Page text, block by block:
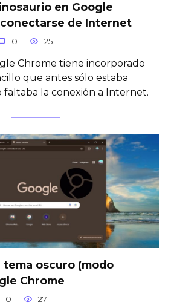
en Google
de Internet
0 25
Chrome tiene incorporado
que antes sólo estaba
la conexión a Internet.
tema oscuro (modo
Chrome
0 27